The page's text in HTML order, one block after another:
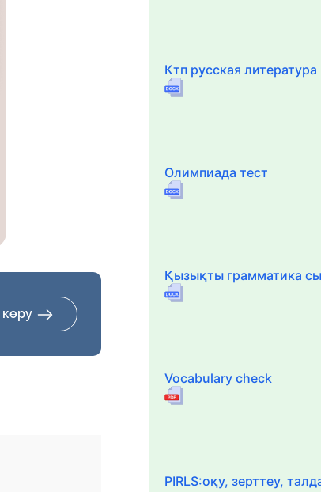
көру
Ктп русская литература
Олимпиада тест
Қызықты грамматика
Vocabulary check
PIRLS:оқу, зерттеу,